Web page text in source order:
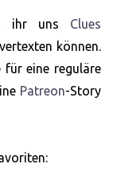
ihr uns Clues
können.
eine reguläre
Patreon-Story